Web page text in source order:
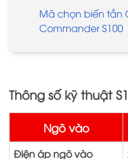
Mã chọn biến tần
Commander S100
Thông số kỹ thuật
Ngõ vào
Điện áp ngõ vào